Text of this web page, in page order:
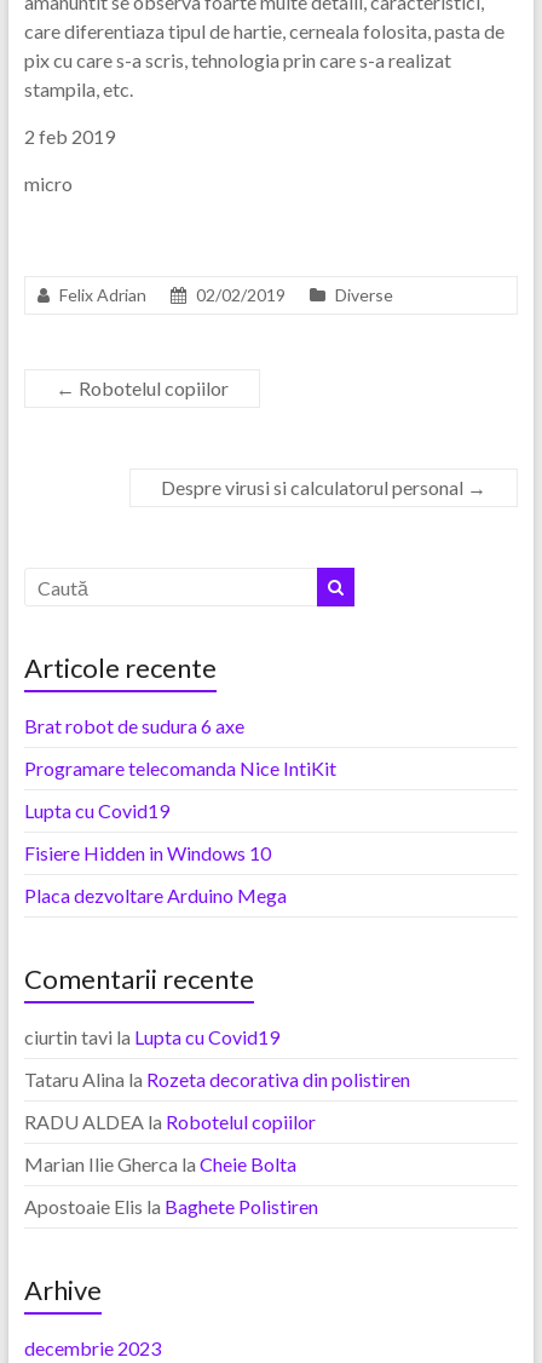
care diferentiaza tipul de hartie, cerneala folosita, pasta de
pix cu care s-a scris, tehnologia prin care s-a realizat
stampila, etc.
2 feb 2019
micro
Felix Adrian 02/02/2019 Diverse
← Robotelul copiilor
Despre virusi si calculatorul personal →
Articole recente
Brat robot de sudura 6 axe
Programare telecomanda Nice IntiKit
Lupta cu Covid19
Fisiere Hidden in Windows 10
Placa dezvoltare Arduino Mega
Comentarii recente
ciurtin tavi la Lupta cu Covid19
Tataru Alina la Rozeta decorativa din polistiren
RADU ALDEAla Robotelul copiilor
Marian Ilie Gherca la Cheie Bolta
Apostoaie Elis la Baghete Polistiren
Arhive
decembrie 2023